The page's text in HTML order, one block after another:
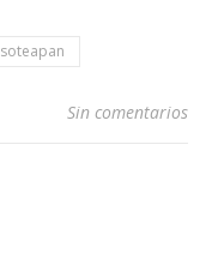
soteapan
Sin comentarios